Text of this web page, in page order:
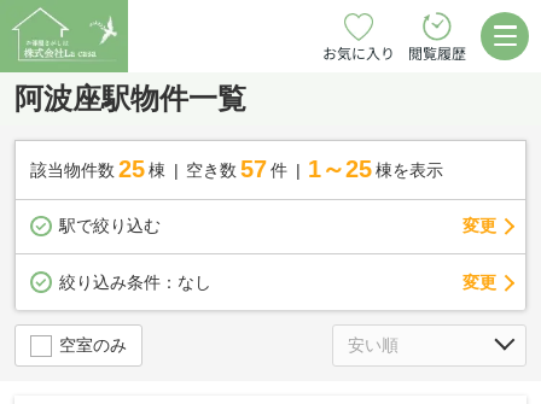
お気に入り 閲覧履歴
阿波座駅物件一覧
該当物件数 25棟 空き数 57 件 1～25 棟を表示
駅で絞り込む 変更
絞り込み条件： なし 変更
空室のみ